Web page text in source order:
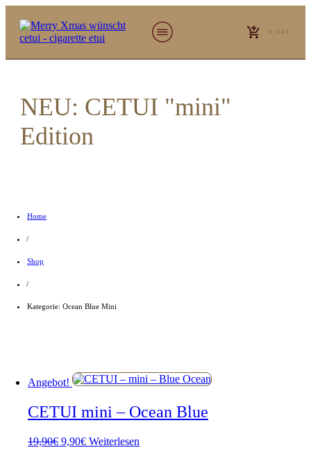
0,00€
NEU: CETUI "mini"
Edition
Home
/
Shop
/
Kategorie: Ocean Blue Mini
Angebot!
CETUI mini – Ocean Blue
19,90€ Ursprünglicher
9,90€Aktueller
Weiterlesen